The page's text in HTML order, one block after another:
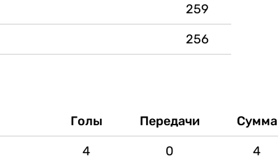
259
256
Голы Передачи
Сумма
4 0
4